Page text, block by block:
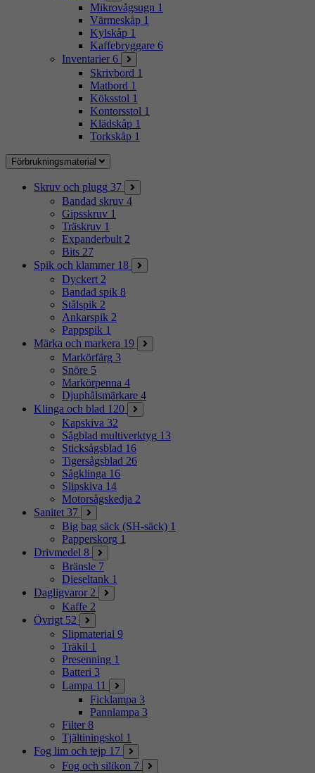
Mikrovågsugn 1
Värmeskåp 1
Kylskåp 1
Kaffebryggare 6
Inventarier 6
Skrivbord 1
Matbord 1
Köksstol 1
Kontorsstol 1
Klädskåp 1
Torkskåp 1
Förbrukningsmaterial
Skruv och plugg 37
Bandad skruv 4
Gipsskruv 1
Träskruv 1
Expanderbult 2
Bits 27
Spik och klammer 18
Dyckert 2
Bandad spik 8
Stålspik 2
Ankarspik 2
Pappspik 1
Märka och markera 19
Markörfärg 3
Snöre 5
Markörpenna 4
Djuphålsmärkare 4
Klinga och blad 120
Kapskiva 32
Sågblad multiverktyg 13
Sticksågsblad 16
Tigersågsblad 26
Sågklinga 16
Slipskiva 14
Motorsågskedja 2
Sanitet 37
Big bag säck (SH-säck) 1
Papperskorg 1
Drivmedel 8
Bränsle 7
Dieseltank 1
Dagligvaror 2
Kaffe 2
Övrigt 52
Slipmaterial 9
Träkil 1
Presenning 1
Batteri 3
Lampa 11
Ficklampa 3
Pannlampa 3
Filter 8
Tjältiningskol 1
Fog lim och tejp 17
Fog och silikon 7